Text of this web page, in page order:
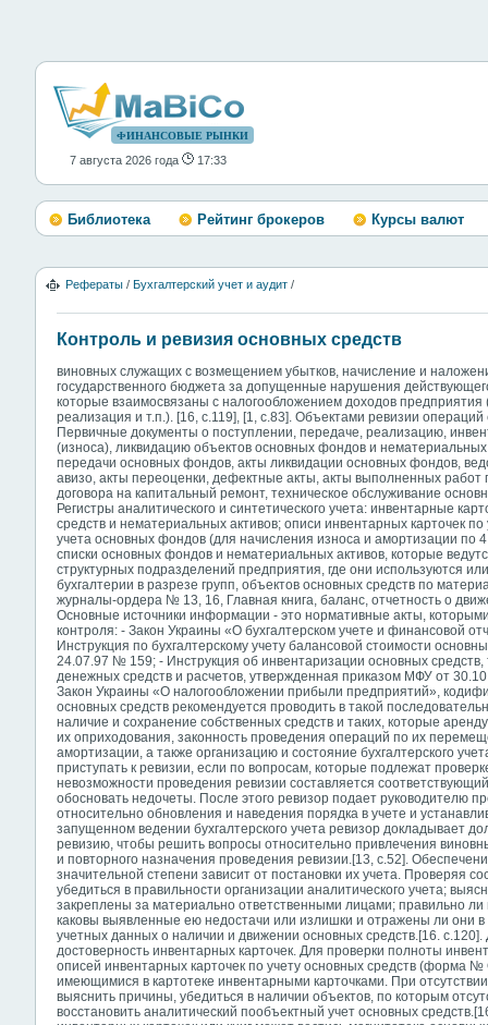
ФИНАНСОВЫЕ РЫНКИ
7 августа 2026 года 17:33
Библиотека Рейтинг брокеров Курсы валют
Рефераты / Бухгалтерский учет и аудит /
Контроль и ревизия основных средств
виновных служащих с возмещением убытков, начисление и
государственного бюджета за допущенные нарушения
которые взаимосвязаны с налогообложением доходов
реализация и т.п.). [16, с.119], [1, с.83]. Объектами ревизии
Первичные документы о поступлении, передаче, реализацию,
(износа), ликвидацию объектов основных фондов и
передачи основных фондов, акты ликвидации основных фондов,
авизо, акты переоценки, дефектные акты, акты выполненных работ
договора на капитальный ремонт, техническое обслуживание
Регистры аналитического и синтетического учета: инвентарные
средств и нематериальных активов; описи инвентарных карточек по
учета основных фондов (для начисления износа и амортизации по
списки основных фондов и нематериальных активов, которые
структурных подразделений предприятия, где они используются
бухгалтерии в разрезе групп, объектов основных средств по
журналы-ордера № 13, 16, Главная книга, баланс, отчетность о
Основные источники информации - это нормативные акты,
контроля: - Закон Украины «О бухгалтерском учете и финансовой
Инструкция по бухгалтерскому учету балансовой стоимости
24.07.97 № 159; - Инструкция об инвентаризации основных
денежных средств и расчетов, утвержденная приказом МФУ от
Закон Украины «О налогообложении прибыли предприятий»,
основных средств рекомендуется проводить в такой
наличие и сохранение собственных средств и таких, которые
их оприходования, законность проведения операций по их
амортизации, а также организацию и состояние бухгалтерского
приступать к ревизии, если по вопросам, которые подлежат
невозможности проведения ревизии составляется
обосновать недочеты. После этого ревизор подает руководителю
относительно обновления и наведения порядка в учете и
запущенном ведении бухгалтерского учета ревизор докладывает
ревизию, чтобы решить вопросы относительно привлечения
и повторного назначения проведения ревизии.[13, с.52].
значительной степени зависит от постановки их учета. Проверяя
убедиться в правильности организации аналитического учета;
закреплены за материально ответственными лицами; правильно
каковы выявленные ею недостачи или излишки и отражены ли они в
учетных данных о наличии и движении основных средств.[16.
достоверность инвентарных карточек. Для проверки полноты
описей инвентарных карточек по учету основных средств (форма
имеющимися в картотеке инвентарными карточками. При
выяснить причины, убедиться в наличии объектов, по которым
восстановить аналитический пообъектный учет основных